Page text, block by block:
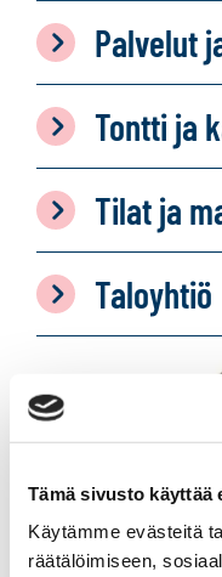
Tämä sivusto käyttää
Käytämme evästeitä
räätälöimiseen,
Palvelut
Tontti ja
Tilat ja
Taloyhtiö